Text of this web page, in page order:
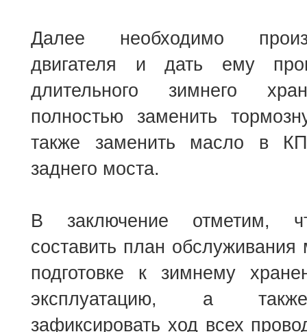
Далее необходимо
двигателя и дать ему
длительного зимнего
полностью заменить
также заменить масло в
заднего моста.
В заключение отметим,
составить план обслуживания
подготовке к зимнему
эксплуатацию, а
зафиксировать ход всех